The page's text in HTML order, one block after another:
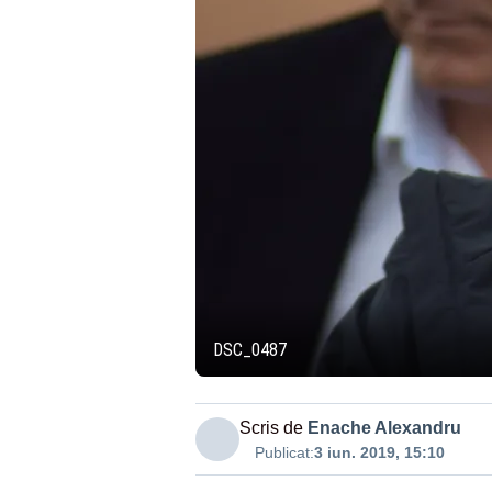
DSC_0487
Scris de Enache Alexandru
Publicat:3 iun. 2019, 15:10